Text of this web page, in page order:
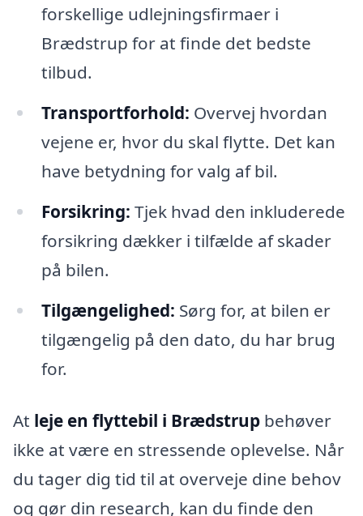
forskellige udlejningsfirmaer i
Brædstrup for at finde det bedste
tilbud.
Transportforhold: Overvej hvordan
vejene er, hvor du skal flytte. Det kan
have betydning for valg af bil.
Forsikring: Tjek hvad den inkluderede
forsikring dækker i tilfælde af skader
på bilen.
Tilgængelighed: Sørg for, at bilen er
tilgængelig på den dato, du har brug
for.
At leje en flyttebil i Brædstrup behøver
ikke at være en stressende oplevelse. Når
du tager dig tid til at overveje dine behov
og gør din research, kan du finde den